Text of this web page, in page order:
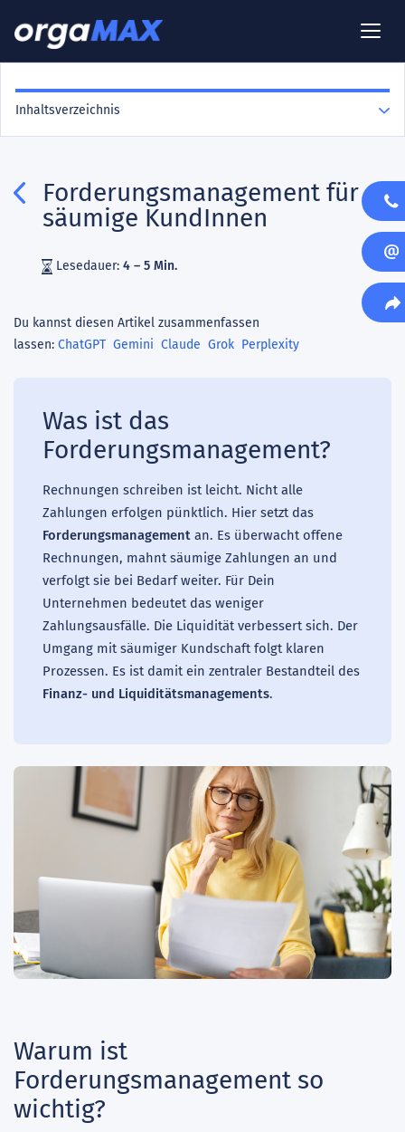
Forderungsmanagement für
säumige KundInnen
Lesedauer: 4 – 5 Min.
Du kannst diesen Artikel zusammenfassen
lassen: ChatGPT Gemini Claude Grok Perplexity
Was ist das
Forderungsmanagement?
Rechnungen schreiben ist leicht. Nicht alle
Zahlungen erfolgen pünktlich. Hier setzt das
Forderungsmanagement an. Es überwacht offene
Rechnungen, mahnt säumige Zahlungen an und
verfolgt sie bei Bedarf weiter. Für Dein
Unternehmen bedeutet das weniger
Zahlungsausfälle. Die Liquidität verbessert sich. Der
Umgang mit säumiger Kundschaft folgt klaren
Prozessen. Es ist damit ein zentraler Bestandteil des
Finanz- und Liquiditätsmanagements.
Warum ist
Forderungsmanagement so
wichtig?
Inhaltsverzeichnis